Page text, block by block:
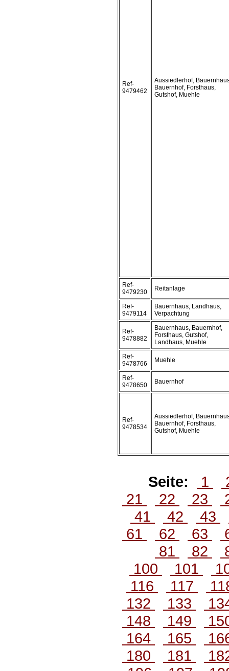
Ref-
9479462
Aussiedlerhof,
Bauernhof, Forsthaus,
Gutshof, Muehle
Ref-
9479230
Reitanlage
Ref-
9479114
Bauernhaus, Landhaus,
Verpachtung
Ref-
9478882
Bauernhaus, Bauernhof,
Forsthaus, Gutshof,
Landhaus, Muehle
Ref-
9478766
Muehle
Ref-
9478650
Bauernhof
Ref-
9478534
Aussiedlerhof,
Bauernhof, Forsthaus,
Gutshof, Muehle
Seite: 1
21
22 23
41
42 43
61
62 63
81
82
100
101
116
117
132
133
148
149
164
165
180
181